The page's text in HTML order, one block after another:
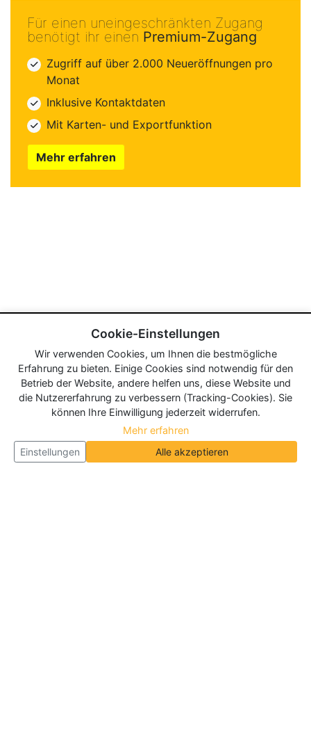
Für einen uneingeschränkten Zugang
benötigt ihr einen Premium-Zugang
Zugriff auf über 2.000 Neueröffnungen pro
Monat
Inklusive Kontaktdaten
Mit Karten- und Exportfunktion
Mehr erfahren
Cookie-Einstellungen
Wir verwenden Cookies, um Ihnen die bestmögliche
Erfahrung zu bieten. Einige Cookies sind notwendig für den
Betrieb der Website, andere helfen uns, diese Website und
die Nutzererfahrung zu verbessern (Tracking-Cookies). Sie
können Ihre Einwilligung jederzeit widerrufen.
Mehr erfahren
Einstellungen
Alle akzeptieren